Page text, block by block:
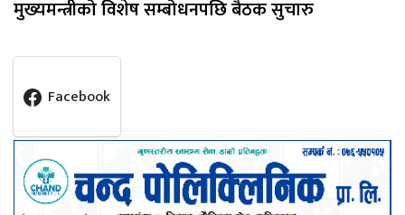
मुख्यमन्त्रीको विशेष सम्बोधनपछि बैठक सुचारु
Facebook